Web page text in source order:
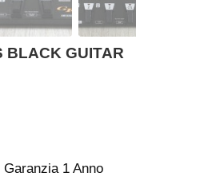
BLACK GUITAR
Garanzia 1 Anno